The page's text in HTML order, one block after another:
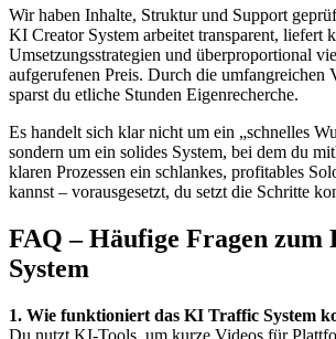
Wir haben Inhalte, Struktur und Support
KI Creator System arbeitet transparent, liefert
Umsetzungsstrategien und überproportional
aufgerufenen Preis. Durch die umfangreichen
sparst du etliche Stunden Eigenrecherche.
Es handelt sich klar nicht um ein „schnelles
sondern um ein solides System, bei dem du
klaren Prozessen ein schlankes, profitables
kannst – vorausgesetzt, du setzt die Schritte
FAQ – Häufige Fragen
System
1. Wie funktioniert das KI Traffic System
Du nutzt KI-Tools, um kurze Videos für